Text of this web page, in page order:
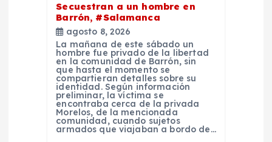
Secuestran a un hombre en
Barrón, #Salamanca
agosto 8, 2026
La mañana de este sábado un
hombre fue privado de la libertad
en la comunidad de Barrón, sin
que hasta el momento se
compartieran detalles sobre su
identidad. Según información
preliminar, la víctima se
encontraba cerca de la privada
Morelos, de la mencionada
comunidad, cuando sujetos
armados que viajaban a bordo de…